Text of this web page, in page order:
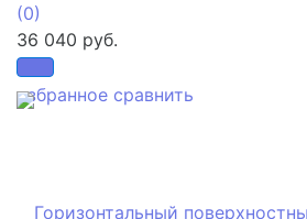
избранное сравнить
(0)
36 040 руб.